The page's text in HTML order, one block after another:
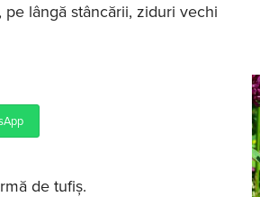
lângă stâncării, ziduri vechi
de tufiș.